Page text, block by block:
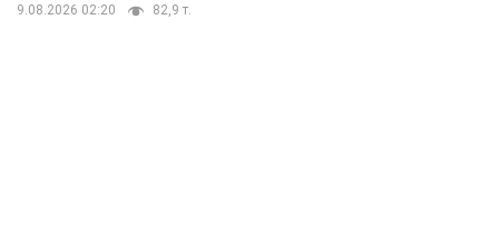
9.08.2026 02:20 82,9 т.